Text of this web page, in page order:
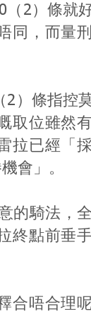
（2）條就
同，而量
）條指控
取位雖然有
拉已經「
會」。
的騎法，
終點前垂
合唔合理